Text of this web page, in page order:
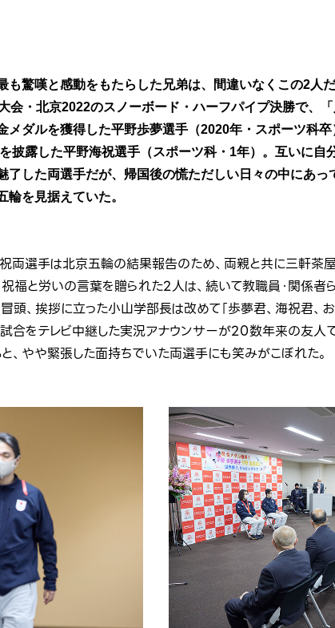
も驚嘆と感動をもたらした兄弟は、間違いなくこの2人
会・北京2022のスノーボード・ハーフパイプ決勝で、
メダルを獲得した平野歩夢選手（2020年・スポーツ科
披露した平野海祝選手（スポーツ科・1年）。互いに自
了した両選手だが、帰国後の慌ただしい日々の中にあ
輪を見据えていた。
両選手は北京五輪の結果報告のため、両親と共に三軒茶
福と労いの言葉を贈られた2人は、続いて教職員・関係者
、挨拶に立った小山学部長は改めて「歩夢君、海祝君、お
合をテレビ中継した実況アナウンサーが20数年来の友人
、やや緊張した面持ちでいた両選手にも笑みがこぼれた。